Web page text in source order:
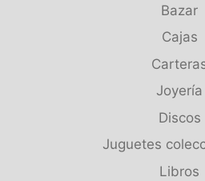
Bazar
Cajas
Joyería
Discos
Juguetes
Libros